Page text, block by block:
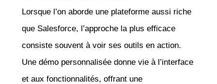
Lorsque l’on aborde une plateforme aussi riche
que Salesforce, l’approche la plus efficace
consiste souvent à voir ses outils en action.
Une démo personnalisée donne vie à l’interface
et aux fonctionnalités, offrant une